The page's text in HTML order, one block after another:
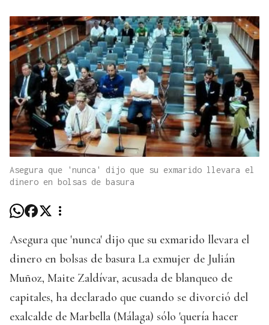
Asegura que 'nunca' dijo que su exmarido llevara el
dinero en bolsas de basura
Asegura que 'nunca' dijo que su exmarido llevara el
dinero en bolsas de basura La exmujer de Julián
Muñoz, Maite Zaldívar, acusada de blanqueo de
capitales, ha declarado que cuando se divorció del
exalcalde de Marbella (Málaga) sólo 'quería hacer